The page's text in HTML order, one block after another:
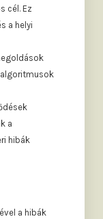
cél. Ez
a helyi
algoritmusok
a
hibák
a hibák